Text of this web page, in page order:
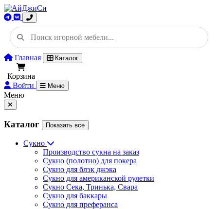
Главная Каталог
Корзина
Войти
Меню
Меню
Каталог Показать все
Сукно
Производство сукна на заказ
Сукно (полотно) для покера
Сукно для блэк джэка
Сукно для американской рулетки
Сукно Сека, Тринька, Свара
Сукно для баккары
Сукно для преферанса